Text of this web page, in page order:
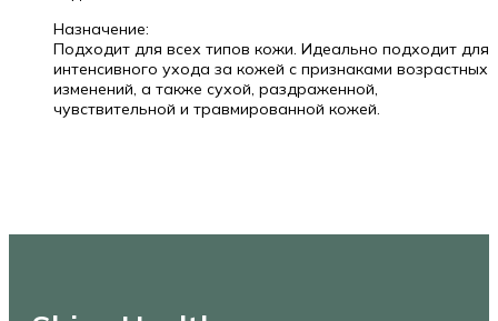
Назначение:
Подходит для всех типов кожи. Идеально подходит для
интенсивного ухода за кожей с признаками возрастных
изменений, а также сухой, раздраженной,
чувствительной и травмированной кожей.